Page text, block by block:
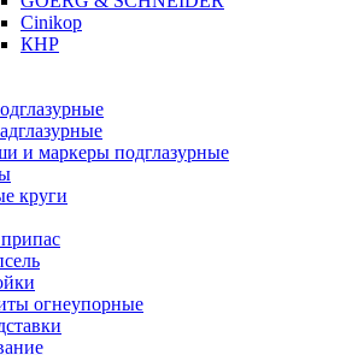
Cinikop
КНР
и маркеры подглазурные
круги
огнеупорные